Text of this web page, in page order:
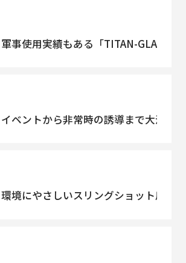
軍事使用実績もある「TITAN-GLA」が
イベントから非常時の誘導まで大活
環境にやさしいスリングショット用